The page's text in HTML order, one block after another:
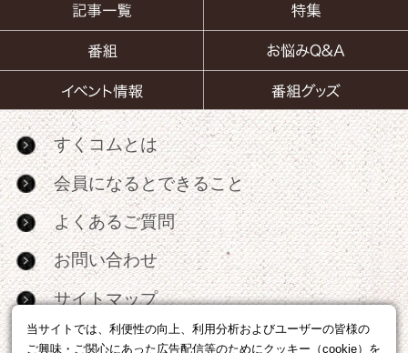
当サイトでは、利便性の向上、利用分析およびユーザーの皆様の
ご興味・ご関心にあった広告配信等のためにクッキー（cookie）を
すくコムとは
会員になるとできること
よくあるご質問
お問い合わせ
サイトマップ
RSS